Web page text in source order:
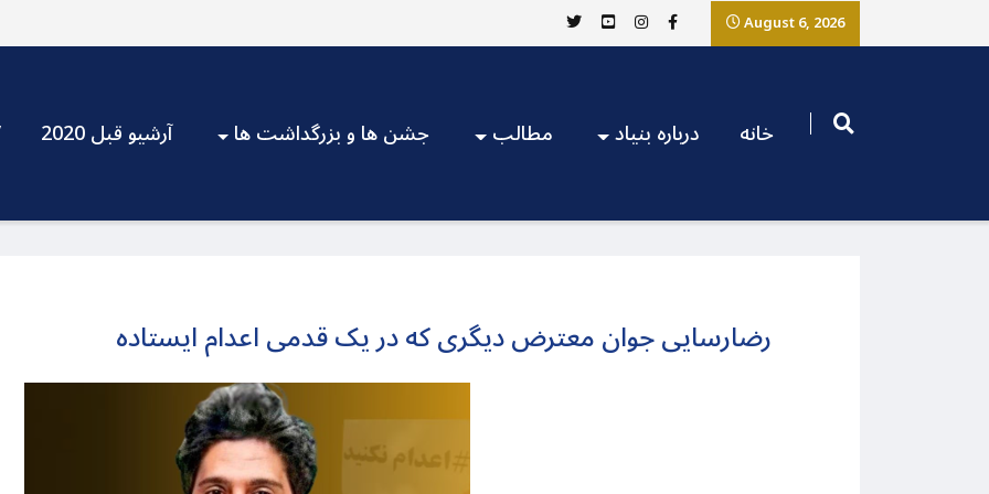
August 6, 2026
آرشیو قبل 2020 جشن ها و بزرگداشت ها مطالب درباره بنیاد خانه
رضارسایی جوان معترض دیگری که در یک قدمی اعدام ایستاده